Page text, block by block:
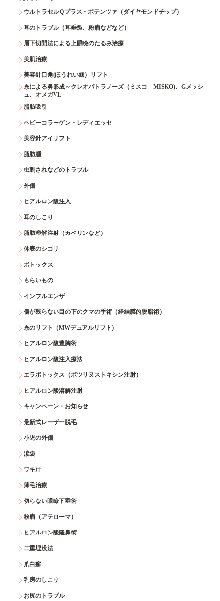
ウルトラセルＱプラス・ポテンツァ（ダイヤモンドチップ）
耳のトラブル（耳垂裂、粉瘤などなど）
眉下切開法による上眼瞼のたるみ治療
美肌治療
美容針口角(ほうれい線）リフト
糸による鼻形成～クレオパトラノーズ（ミスコ MISKO)、Gメッシ
ュ、オメガVL
脂肪吸引
ベビーコラーゲン・レディエッセ
美容針アイリフト
脂肪腫
虫刺されなどのトラブル
外傷
ヒアルロン酸注入
耳のしこり
脂肪溶解注射（カベリンなど）
体表のシコリ
ボトックス
もらいもの
インフルエンザ
傷が残らない目の下のクマの手術（経結膜的脱脂術）
糸のリフト（MWデュアルリフト）
ヒアルロン酸豊胸術
ヒアルロン酸注入療法
エラボトックス（ボツリヌストキシン注射）
ヒアルロン酸溶解注射
キャンペーン・お知らせ
最新式レーザー脱毛
小児の外傷
涙袋
ワキ汗
薄毛治療
切らない眼瞼下垂術
粉瘤（アテローマ）
ヒアルロン酸隆鼻術
二重埋没法
爪白癬
乳房のしこり
お尻のトラブル